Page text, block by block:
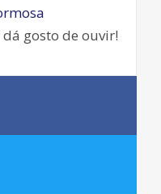
gosto de ouvir!